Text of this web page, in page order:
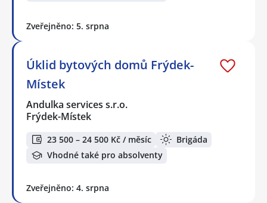
Zveřejněno: 5. srpna
Úklid bytových domů Frýdek-
Místek
Andulka services s.r.o.
Frýdek-Místek
23 500 – 24 500 Kč / měsíc
Brigáda
Vhodné také pro absolventy
Zveřejněno: 4. srpna